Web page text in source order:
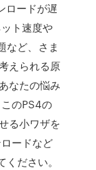
ロードが遅
ト速度や
など、さま
えられる原
なたの悩み
のPS4の
る小ワザを
ードなど
ださい。